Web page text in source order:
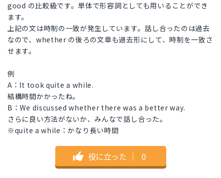
good の比較級です。単体で形容詞としても用いることができ
ます。
上記の文は時制の一致が発生しています。話し合ったのは過去
なので、whether の後ろの文章も過去形にして、時制を一致さ
せます。
例
A：It took quite a while.
結構時間かかったね。
B：We discussed whether there was a better way.
さらに良い方法がないか、みんなで話し合った。
※quite a while：かなり長い時間
役に立った ｜ 0